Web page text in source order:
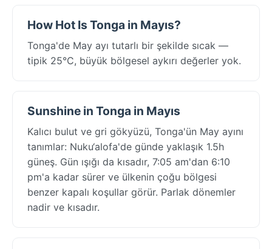
How Hot Is Tonga in Mayıs?
Tonga'de May ayı tutarlı bir şekilde sıcak —
tipik 25°C, büyük bölgesel aykırı değerler yok.
Sunshine in Tonga in Mayıs
Kalıcı bulut ve gri gökyüzü, Tonga'ün May ayını
tanımlar: Nuku‘alofa'de günde yaklaşık 1.5h
güneş. Gün ışığı da kısadır, 7:05 am'dan 6:10
pm'a kadar sürer ve ülkenin çoğu bölgesi
benzer kapalı koşullar görür. Parlak dönemler
nadir ve kısadır.